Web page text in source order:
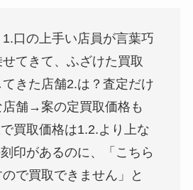
口の上手い店員が言葉巧
てきて、ふざけた買取
きた店舗2.は？査定だけ
店舗→案の定買取価格も
買取価格は1.2.より上な
印があるのに、「こちら
で買取できません」と